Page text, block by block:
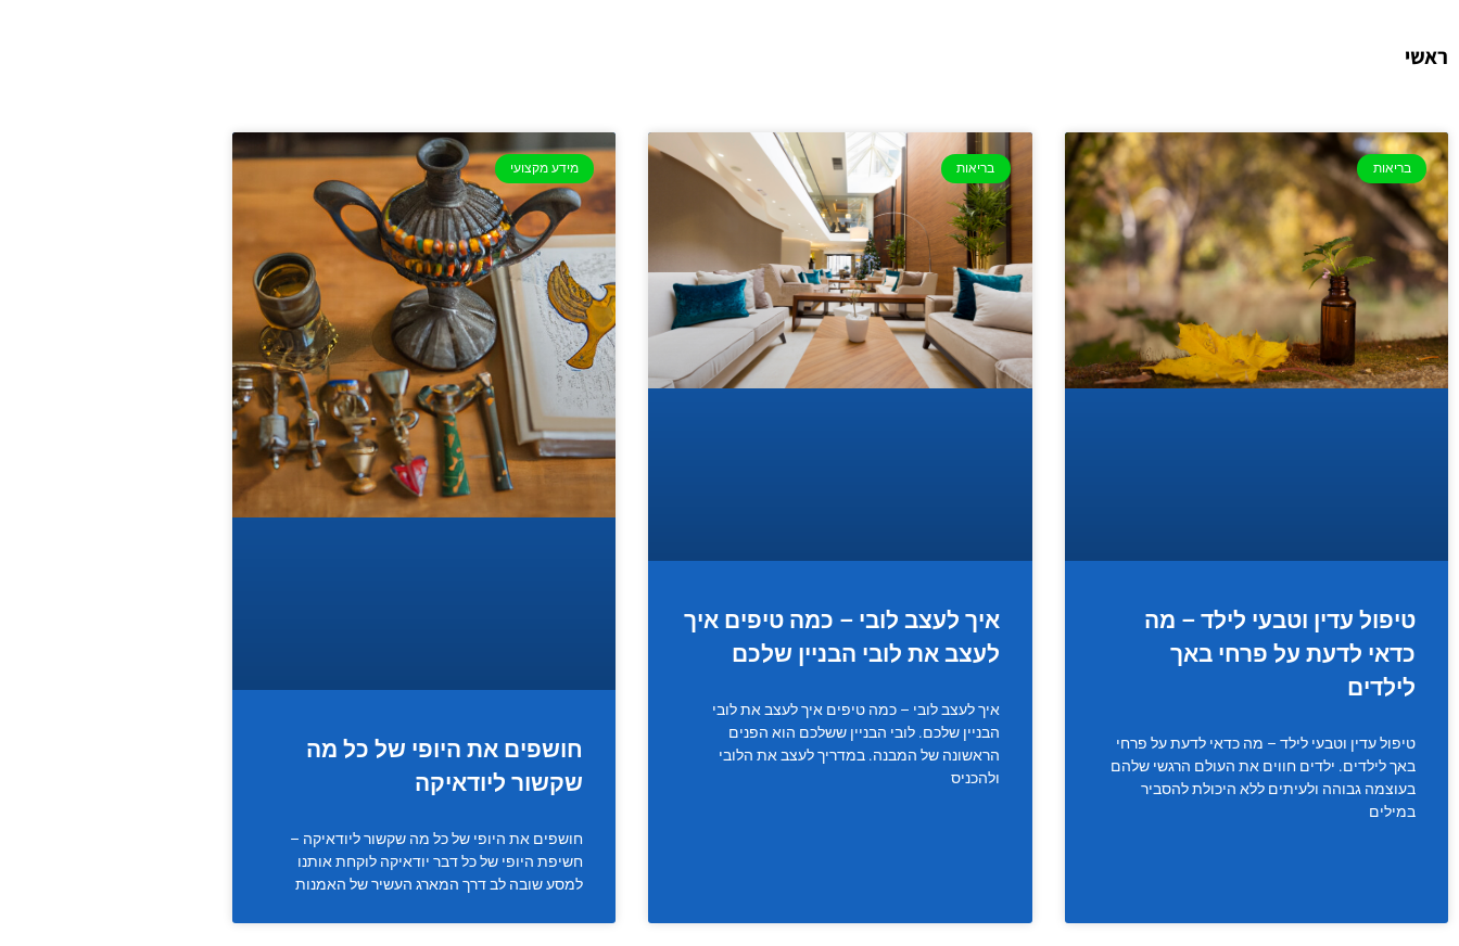
ראשי
בריאות
טיפול עדין וטבעי לילד – מה
כדאי לדעת על פרחי באך
לילדים
טיפול עדין וטבעי לילד – מה כדאי לדעת על פרחי
באך לילדים. ילדים חווים את העולם הרגשי שלהם
בעוצמה גבוהה ולעיתים ללא היכולת להסביר
במילים
בריאות
איך לעצב לובי – כמה טיפים איך
לעצב את לובי הבניין שלכם
איך לעצב לובי – כמה טיפים איך לעצב את לובי
הבניין שלכם. לובי הבניין ששלכם הוא הפנים
הראשונה של המבנה. במדריך לעצב את הלובי
ולהכניס
מידע מקצועי
חושפים את היופי של כל מה
שקשור ליודאיקה
חושפים את היופי של כל מה שקשור ליודאיקה –
חשיפת היופי של כל דבר יודאיקה לוקחת אותנו
למסע שובה לב דרך המארג העשיר של האמנות